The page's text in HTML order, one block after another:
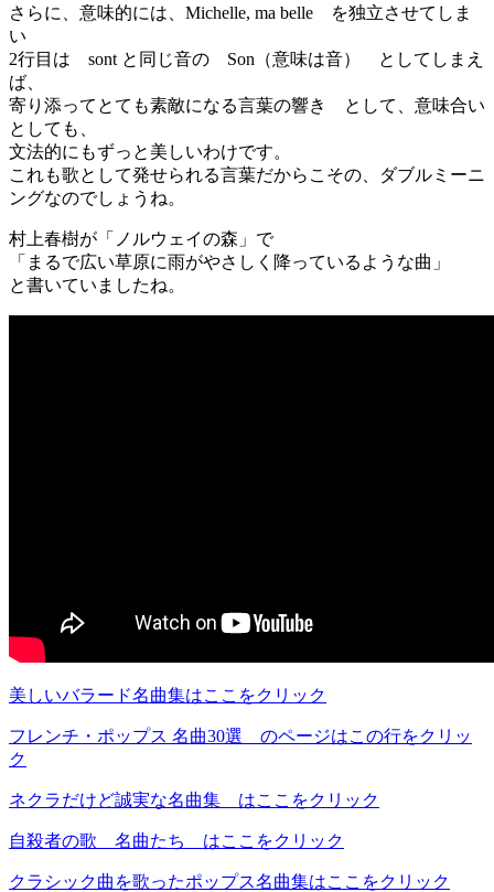
さらに、意味的には、Michelle, ma belle を独立させてしま
い
2行目は sont と同じ音の Son（意味は音） としてしまえ
ば、
寄り添ってとても素敵になる言葉の響き として、意味合い
としても、
文法的にもずっと美しいわけです。
これも歌として発せられる言葉だからこその、ダブルミーニ
ングなのでしょうね。
村上春樹が「ノルウェイの森」で
「まるで広い草原に雨がやさしく降っているような曲」
と書いていましたね。
美しいバラード名曲集はここをクリック
フレンチ・ポップス 名曲30選 のページはこの行をクリッ
ク
ネクラだけど誠実な名曲集 はここをクリック
自殺者の歌 名曲たち はここをクリック
クラシック曲を歌ったポップス名曲集はここをクリック